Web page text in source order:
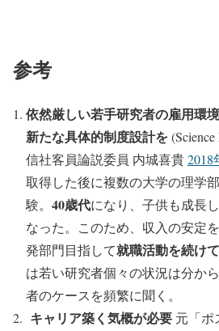
参考
依然厳しい若手研究者の雇用環
新たな具体的制度設計を
信社客員論説委員 内城喜貴2018
取得した後に複数の大学の理学
験。 40歳代になり、子供も成長
なった。このため、収入の安定
発部門目指して就職活動を続け
は若い研究者個々の状況は分か
者のケースを頻繁に聞く。
キャリア築く気概が必要 元「ポ